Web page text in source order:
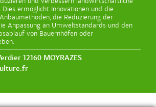
ermöglicht Innovationen und die
die Reduzierung der
Anpassung an Umweltstandards und den
von Bauernhöfen oder
12160 MOYRAZES